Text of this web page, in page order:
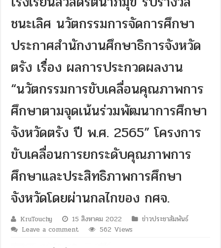
ชนะเลิศ นวัตกรรมการจัดการศึกษา
ประกาศสำนักงานศึกษาธิการจังหวัด
ตรัง เรื่อง ผลการประกวดผลงาน
“นวัตกรรมการขับเคลื่อนคุณภาพการ
ศึกษาตามจุดเน้นร่วมพัฒนาการศึกษา
จังหวัดตรัง ปี พ.ศ. 2565” โครงการ
ขับเคลื่อนการยกระดับคุณภาพการ
ศึกษาและประสิทธิภาพการศึกษา
จังหวัดโดยผ่านกลไกของ กศจ.
KruTouchy 15 สิงหาคม 2022
ข่าวประชาสัมพันธ์
Leave a comment
562 Views